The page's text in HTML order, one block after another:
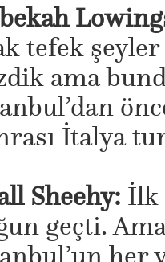
tefek şeyler
ama
İtalya
Sheehy: İlk
geçti.